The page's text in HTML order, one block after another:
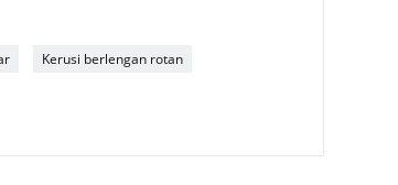
Kerusi berlengan rotan